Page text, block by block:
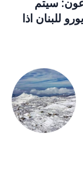
عون: سيتم
للبنان اذا